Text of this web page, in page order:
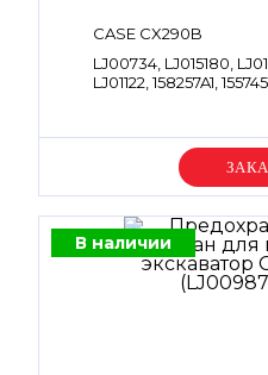
CASE CX290B
LJ00734, LJ015180,
LJ01122, 158257A1,
В наличии